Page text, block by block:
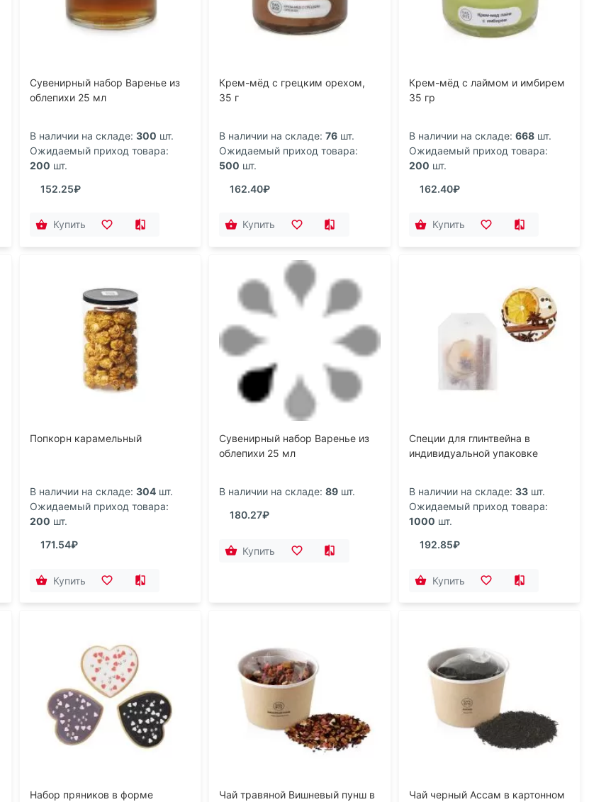
Сувенирный набор Варенье из
облепихи 25 мл
В наличии на складе: 300 шт.
Ожидаемый приход товара:
200 шт.
152.25₽
Купить
Крем-мёд с грецким орехом,
35 г
В наличии на складе: 76 шт.
Ожидаемый приход товара:
500 шт.
162.40₽
Купить
Крем-мёд с лаймом и имбирем
35 гр
В наличии на складе: 668шт.
Ожидаемый приход товара:
200 шт.
162.40₽
Купить
Попкорн карамельный
В наличии на складе: 304шт.
Ожидаемый приход товара:
200 шт.
171.54₽
Купить
Сувенирный набор Варенье из
облепихи 25 мл
В наличии на складе: 89 шт.
180.27₽
Купить
Специи для глинтвейна в
индивидуальной упаковке
В наличии на складе: 33шт.
Ожидаемый приход товара:
1000 шт.
192.85₽
Купить
Набор пряников в форме Чай травяной Вишневый пунш в Чай черный Ассам в картонном